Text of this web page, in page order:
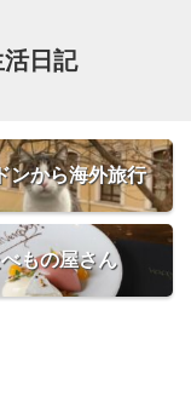
日記
ンから海外旅行
もの屋さん